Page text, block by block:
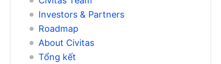
Investors & Partners
Roadmap
About Civitas
Tổng kết